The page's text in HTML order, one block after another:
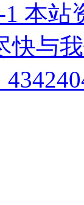
1 本
快与